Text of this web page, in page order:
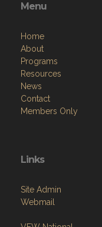
Menu
Home
About
Programs
Resources
News
Contact
Members Only
Links
Site Admin
Webmail